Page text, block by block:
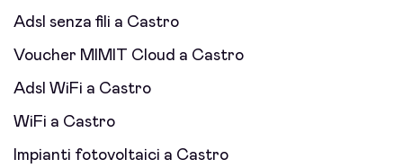
Adsl senza fili a Castro
Voucher MIMIT Cloud a Castro
Adsl WiFi a Castro
WiFi a Castro
Impianti fotovoltaici a Castro